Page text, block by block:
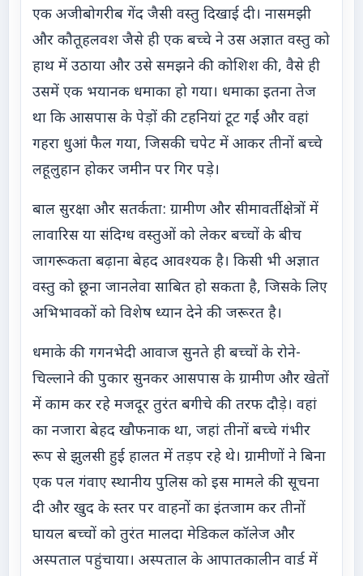
एक अजीबोगरीब गेंद जैसी वस्तु दिखाई दी। नासमझी
और कौतूहलवश जैसे ही एक बच्चे ने उस अज्ञात वस्तु को
हाथ में उठाया और उसे समझने की कोशिश की, वैसे ही
उसमें एक भयानक धमाका हो गया। धमाका इतना तेज
था कि आसपास के पेड़ों की टहनियां टूट गईं और वहां
गहरा धुआं फैल गया, जिसकी चपेट में आकर तीनों बच्चे
लहूलुहान होकर जमीन पर गिर पड़े।
बाल सुरक्षा और सतर्कता: ग्रामीण और सीमावर्ती क्षेत्रों में
लावारिस या संदिग्ध वस्तुओं को लेकर बच्चों के बीच
जागरूकता बढ़ाना बेहद आवश्यक है। किसी भी अज्ञात
वस्तु को छूना जानलेवा साबित हो सकता है, जिसके लिए
अभिभावकों को विशेष ध्यान देने की जरूरत है।
धमाके की गगनभेदी आवाज सुनते ही बच्चों के रोने-
चिल्लाने की पुकार सुनकर आसपास के ग्रामीण और खेतों
में काम कर रहे मजदूर तुरंत बगीचे की तरफ दौड़े। वहां
का नजारा बेहद खौफनाक था, जहां तीनों बच्चे गंभीर
रूप से झुलसी हुई हालत में तड़प रहे थे। ग्रामीणों ने बिना
एक पल गंवाए स्थानीय पुलिस को इस मामले की सूचना
दी और खुद के स्तर पर वाहनों का इंतजाम कर तीनों
घायल बच्चों को तुरंत मालदा मेडिकल कॉलेज और
अस्पताल पहुंचाया। अस्पताल के आपातकालीन वार्ड में